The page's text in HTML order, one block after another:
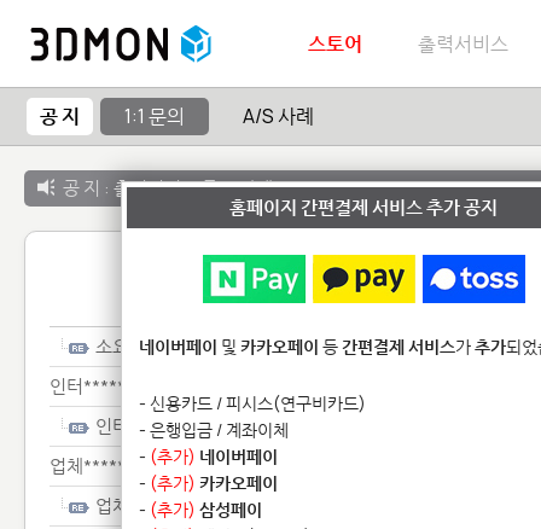
스토어 출력서비스
공 지 1:1 문의 A/S 사례
공 지 : 출력서비스 종료 안내
1:1 문
소요***********
인터***********************
인터***********************
업체**********
업체**********
홈페이지 간편결제 서비스 추가 공지
네이버페이 및 카카오페이 등간편결제 서비스가추가되
- 신용카드 / 피시스(연구비카드)
- 은행입금 / 계좌이체
- (추가) 네이버페이
- (추가) 카카오페이
- (추가) 삼성페이